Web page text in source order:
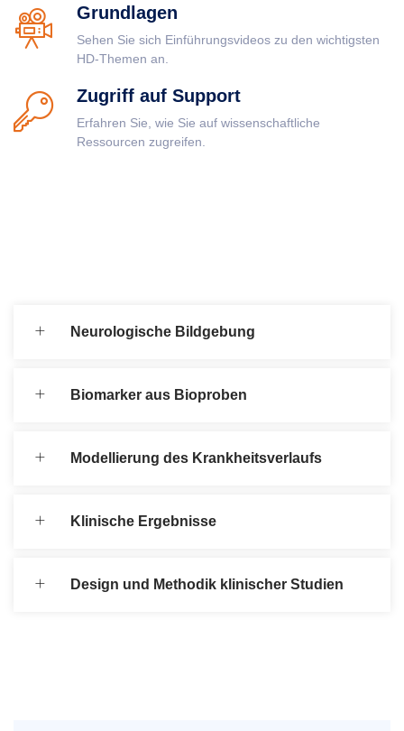
Grundlagen
Sehen Sie sich Einführungsvideos zu den wichtigsten
HD-Themen an.
Zugriff auf Support
Erfahren Sie, wie Sie auf wissenschaftliche
Ressourcen zugreifen.
Neurologische Bildgebung
Biomarker aus Bioproben
Modellierung des Krankheitsverlaufs
Klinische Ergebnisse
Design und Methodik klinischer Studien